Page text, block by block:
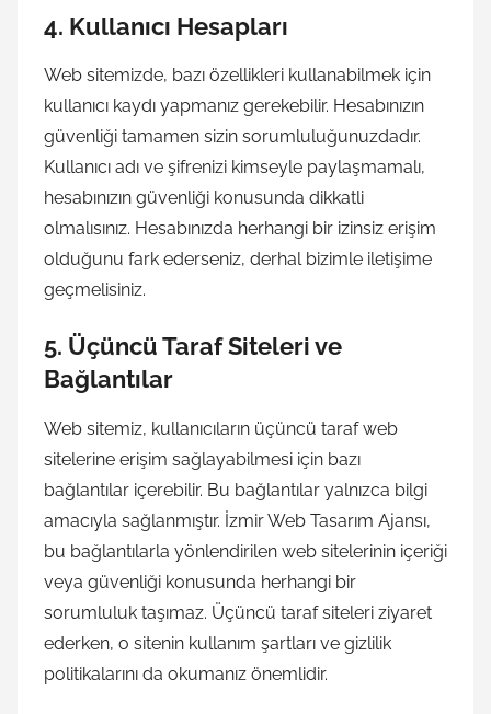
4. Kullanıcı Hesapları
Web sitemizde, bazı özellikleri kullanabilmek için
kullanıcı kaydı yapmanız gerekebilir. Hesabınızın
güvenliği tamamen sizin sorumluluğunuzdadır.
Kullanıcı adı ve şifrenizi kimseyle paylaşmamalı,
hesabınızın güvenliği konusunda dikkatli
olmalısınız. Hesabınızda herhangi bir izinsiz erişim
olduğunu fark ederseniz, derhal bizimle iletişime
geçmelisiniz.
5. Üçüncü Taraf Siteleri ve
Bağlantılar
Web sitemiz, kullanıcıların üçüncü taraf web
sitelerine erişim sağlayabilmesi için bazı
bağlantılar içerebilir. Bu bağlantılar yalnızca bilgi
amacıyla sağlanmıştır. İzmir Web Tasarım Ajansı,
bu bağlantılarla yönlendirilen web sitelerinin içeriği
veya güvenliği konusunda herhangi bir
sorumluluk taşımaz. Üçüncü taraf siteleri ziyaret
ederken, o sitenin kullanım şartları ve gizlilik
politikalarını da okumanız önemlidir.